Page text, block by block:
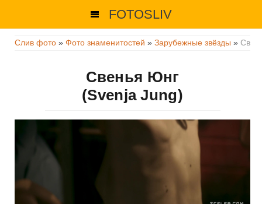
FOTOSLIV
Слив фото » Фото знаменитостей » Зарубежные звёзды »
Свенья Юнг
(Svenja Jung)